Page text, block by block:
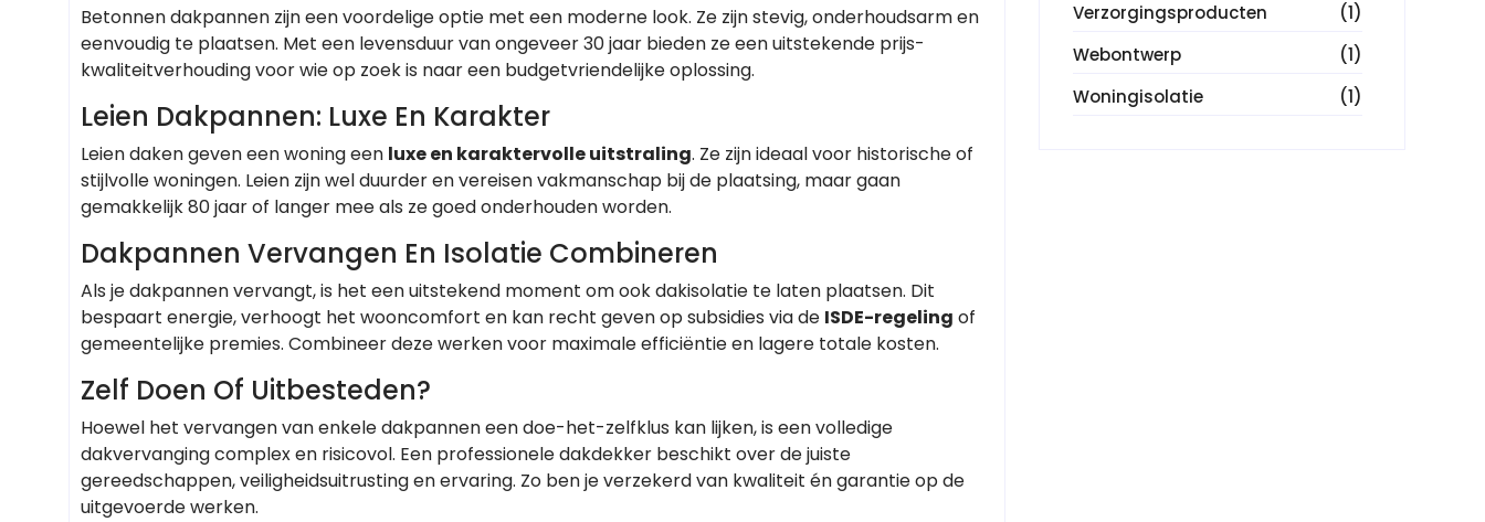
Betonnen dakpannen zijn een voordelige optie met een moderne look. Ze zijn stevig, onderhoudsarm en
eenvoudig te plaatsen. Met een levensduur van ongeveer 30 jaar bieden ze een uitstekende prijs-
kwaliteitverhouding voor wie op zoek is naar een budgetvriendelijke oplossing.
Leien Dakpannen: Luxe En Karakter
Leien daken geven een woning een luxe en karaktervolle uitstraling. Ze zijn ideaal voor historische of
stijlvolle woningen. Leien zijn wel duurder en vereisen vakmanschap bij de plaatsing, maar gaan
gemakkelijk 80 jaar of langer mee als ze goed onderhouden worden.
Dakpannen Vervangen En Isolatie Combineren
Als je dakpannen vervangt, is het een uitstekend moment om ook dakisolatie te laten plaatsen. Dit
bespaart energie, verhoogt het wooncomfort en kan recht geven op subsidies via de ISDE-regeling of
gemeentelijke premies. Combineer deze werken voor maximale efficiëntie en lagere totale kosten.
Zelf Doen Of Uitbesteden?
Hoewel het vervangen van enkele dakpannen een doe-het-zelfklus kan lijken, is een volledige
dakvervanging complex en risicovol. Een professionele dakdekker beschikt over de juiste
gereedschappen, veiligheidsuitrusting en ervaring. Zo ben je verzekerd van kwaliteit én garantie op de
uitgevoerde werken.
Verzorgingsproducten
(1)
Webontwerp
(1)
Woningisolatie
(1)